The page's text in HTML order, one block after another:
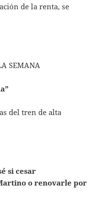
de la renta, se
SEMANA
del tren de alta
si cesar
o renovarle por